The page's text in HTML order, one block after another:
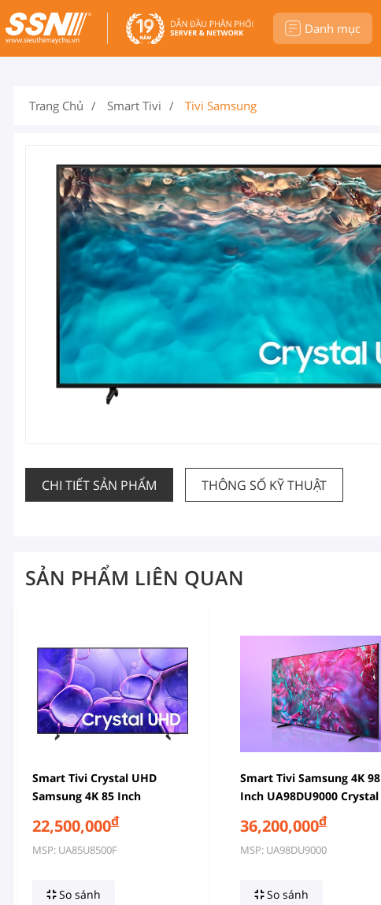
Danh mục
Trang Chủ Smart Tivi Tivi Samsung
CHI TIẾT SẢN PHẨM THÔNG SỐ KỸ THUẬT
SẢN PHẨM LIÊN QUAN
Smart Tivi Crystal UHD
Samsung 4K 85 Inch
22,500,000đ
MSP: UA85U8500F
So sánh
Smart Tivi Samsung 4K 98
Inch UA98DU9000 Crystal
36,200,000đ
MSP: UA98DU9000
So sánh